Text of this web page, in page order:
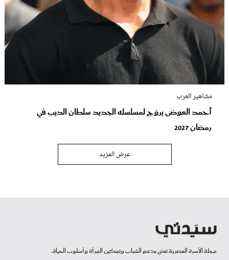
مشاهير العرب
أحمد العوضى يروّج لمسلسله الجديد سلطان الديب في
رمضان 2027
عرض المزيد
مجلة الأسرة العصرية تعنى بدعم الشباب وتمكين المرأة وأسلوب الحياة.